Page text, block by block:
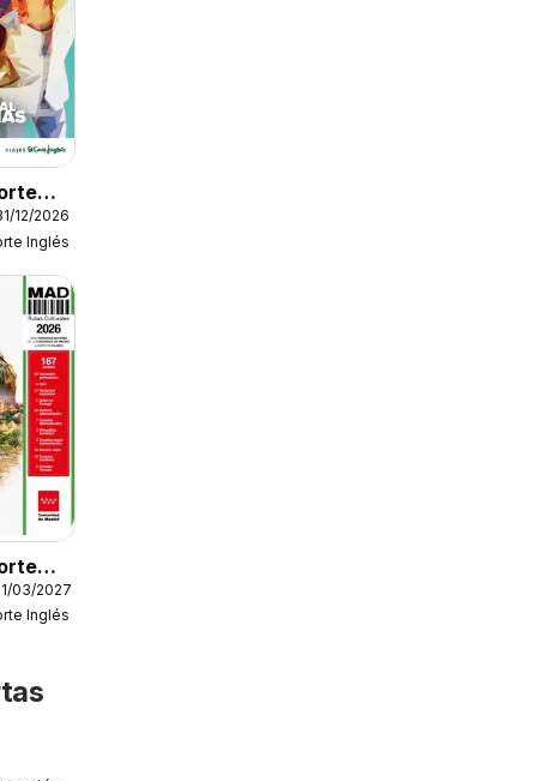
12/2026
Inglés
la
03/2027
Inglés